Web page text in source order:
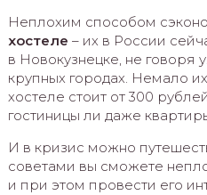
Неплохим способом
хостеле – их в России
в Новокузнецке, не
крупных городах. Немало
хостеле стоит от 300
гостиницы ли даже
И в кризис можно
советами вы сможете
и при этом провести его